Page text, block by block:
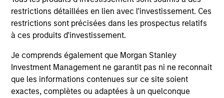
restrictions détaillées en lien avec l'investissement. Ces
restrictions sont précisées dans les prospectus relatifs
à ces produits d'investissement.
Je comprends également que Morgan Stanley
Investment Management ne garantit pas ni ne reconnait
que les informations contenues sur ce site soient
exactes, complètes ou adaptées à un quelconque
AN OVERLAY OF HUMAN JUDGEMENT
multiple equity market cycles serves as an important
component in both style positioning and final stock
selection.